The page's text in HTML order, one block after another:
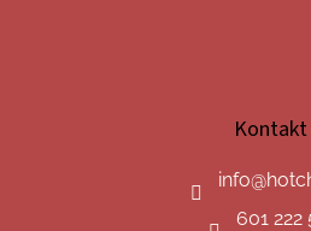
Kontakt
info@
601 222